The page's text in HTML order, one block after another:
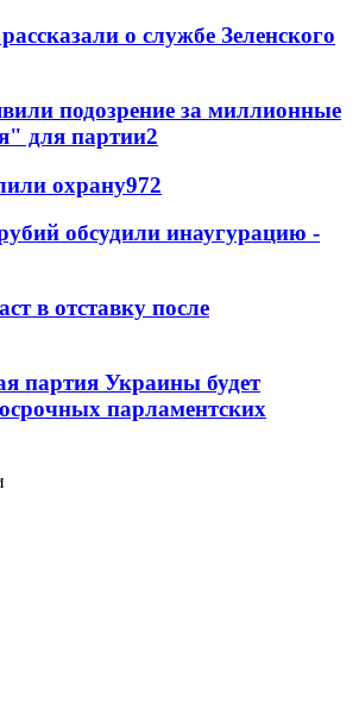
о службе Зеленского
подозрение за миллионные
для партии2
охрану972
обсудили инаугурацию -
в отставку после
партия Украины будет
парламентских